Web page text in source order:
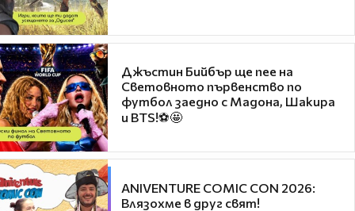
Джъстин Бийбър ще пее на
Световното първенство по
футбол заедно с Мадона, Шакира
и BTS!⚽🤩
ANIVENTURE COMIC CON 2026:
Влязохме в друг свят!